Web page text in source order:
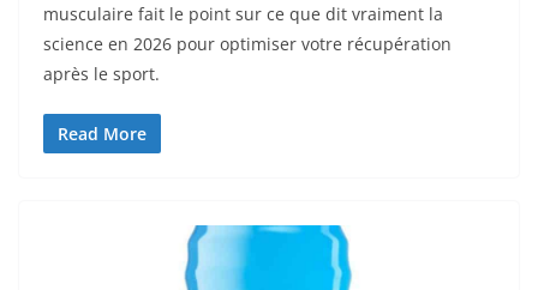
musculaire fait le point sur ce que dit vraiment la
science en 2026 pour optimiser votre récupération
après le sport.
Read More